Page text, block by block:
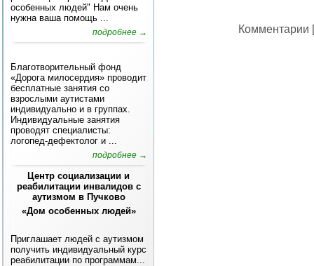
особенных людей" Нам очень
нужна ваша помощь ...
подробнее →
Благотворительный фонд
«Дорога милосердия» проводит
бесплатные занятия со
взрослыми аутистами
индивидуально и в группах.
Индивидуальные занятия
проводят специалисты:
логопед-дефектолог и ...
подробнее →
Центр социализации и
реабилитации инвалидов с
аутизмом в Пучково
«Дом особенных людей»
Приглашает людей с аутизмом
получить индивидуальный курс
реабилитации по программам...
Комментарии